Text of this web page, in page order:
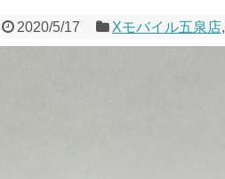
2020/5/17 Xモバイル五泉店,